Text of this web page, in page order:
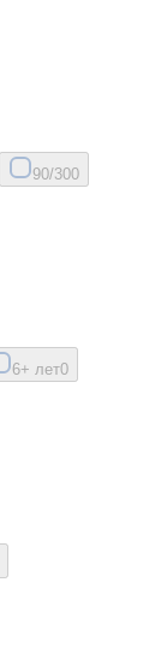
90/300
6+ лет0